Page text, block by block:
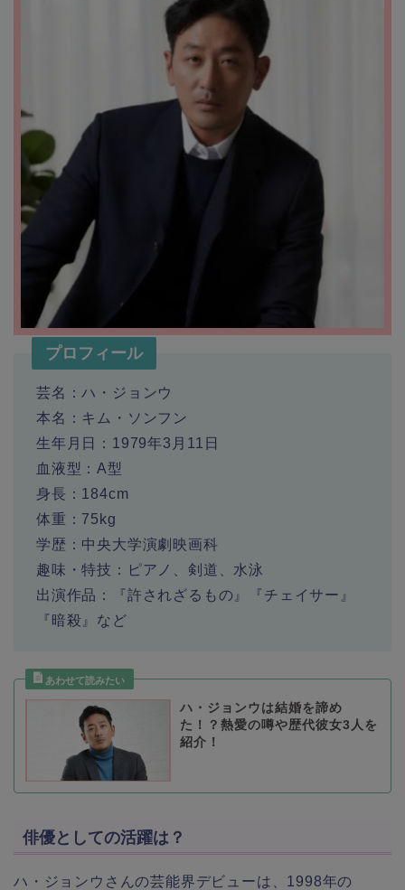
プロフィール
芸名：ハ・ジョンウ
本名：キム・ソンフン
生年月日：1979年3月11日
血液型：A型
身長：184cm
体重：75kg
学歴：中央大学演劇映画科
趣味・特技：ピアノ、剣道、水泳
出演作品：『許されざるもの』『チェイサー』
『暗殺』など
ハ・ジョンウは結婚を諦め
た！？熱愛の噂や歴代彼女3人を
紹介！
俳優としての活躍は？
ハ・ジョンウさんの芸能界デビューは、1998年の